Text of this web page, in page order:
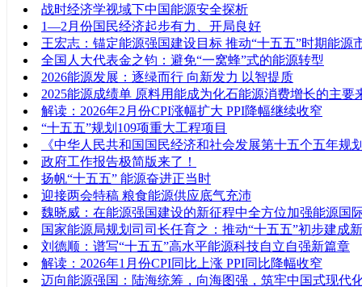
战时经济学视域下中国能源安全探析
1—2月份国民经济起步有力、开局良好
王宏志：锚定能源强国建设目标 推动“十五五”时期能源
全国人大代表金之钧：避免“一窝蜂”式的能源转型
2026能源发展：逐绿而行 向新发力 以智提质
2025能源成绩单 原料用能成为化石能源消费增长的主要
解读：2026年2月份CPI涨幅扩大 PPI降幅继续收窄
“十五五”规划109项重大工程项目
《中华人民共和国国民经济和社会发展第十五个五年规
政府工作报告极简版来了！
扬帆“十五五” 能源奋进正当时
迎接两会特稿 粮食能源供应底气充沛
魏晓威：在能源强国建设的新征程中全方位加强能源国
国家能源局规划司司长任育之：推动“十五五”初步建成
刘德顺：谱写“十五五”高水平能源科技自立自强新篇章
解读：2026年1月份CPI同比上涨 PPI同比降幅收窄
迈向能源强国：陆海统筹，向海图强，筑牢中国式现代